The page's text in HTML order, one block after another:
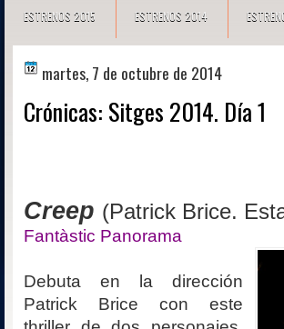
ESTRENOS 2015 ESTRENOS 2014
martes, 7 de octubre de 2014
Crónicas: Sitges 2014. Día 1
Creep (Patrick Brice.
Fantàstic Panorama
Debuta en la dirección
Patrick Brice con este